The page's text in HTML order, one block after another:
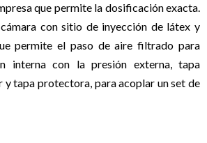
que permite la dosificación exacta.
con sitio de inyección de látex y
permite el paso de aire filtrado para
interna con la presión externa, tapa
tapa protectora, para acoplar un set de